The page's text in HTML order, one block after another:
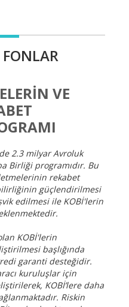
VE
2.3 milyar Avroluk
Birliği programıdır. Bu
rekabet
güçlendirilmesi
edilmesi ile KOBİ'lerin
KOBİ'lerin
başlığında
garanti desteğidir.
kuruluşlar için
KOBİ’lere daha
Riskin